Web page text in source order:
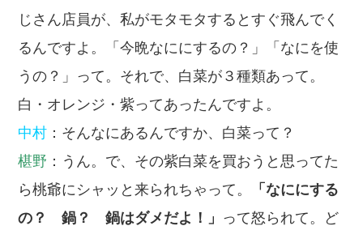
じさん店員が、私がモタモタするとすぐ飛んでく
るんですよ。「今晩なににするの？」「なにを使
うの？」って。それで、白菜が３種類あって。
白・オレンジ・紫ってあったんですよ。
中村 ：そんなにあるんですか、白菜って？
椹野 ：うん。で、その紫白菜を買おうと思ってた
ら桃爺にシャッと来られちゃって。
「なににする
の？ 鍋？ 鍋はダメだよ！」 って怒られて。ど